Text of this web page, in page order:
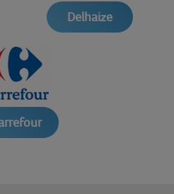
Delhaize